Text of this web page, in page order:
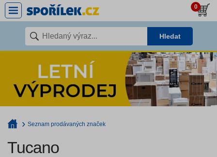
0
Hledat
Seznam prodávaných značek
Tucano